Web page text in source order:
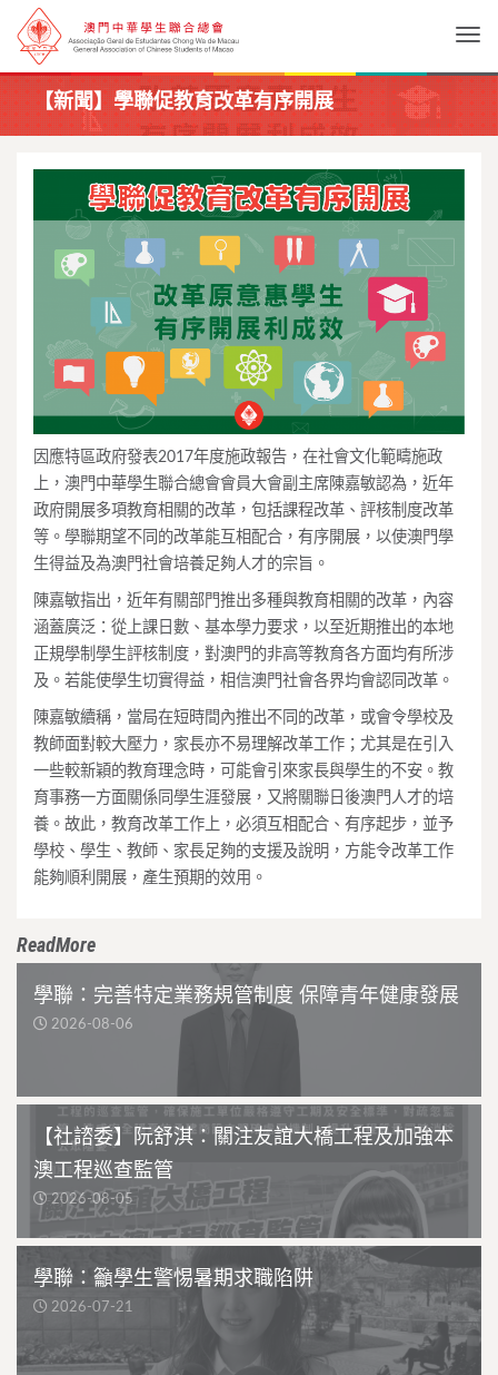
【新聞】學聯促教育改革有序開展
因應特區政府發表2017年度施政報告，在社會文化範疇施政
上，澳門中華學生聯合總會會員大會副主席陳嘉敏認為，近年
政府開展多項教育相關的改革，包括課程改革、評核制度改革
等。學聯期望不同的改革能互相配合，有序開展，以使澳門學
生得益及為澳門社會培養足夠人才的宗旨。
陳嘉敏指出，近年有關部門推出多種與教育相關的改革，內容
涵蓋廣泛：從上課日數、基本學力要求，以至近期推出的本地
正規學制學生評核制度，對澳門的非高等教育各方面均有所涉
及。若能使學生切實得益，相信澳門社會各界均會認同改革。
陳嘉敏續稱，當局在短時間內推出不同的改革，或會令學校及
教師面對較大壓力，家長亦不易理解改革工作；尤其是在引入
一些較新穎的教育理念時，可能會引來家長與學生的不安。教
育事務一方面關係同學生涯發展，又將關聯日後澳門人才的培
養。故此，教育改革工作上，必須互相配合、有序起步，並予
學校、學生、教師、家長足夠的支援及說明，方能令改革工作
能夠順利開展，產生預期的效用。
ReadMore
學聯：完善特定業務規管制度 保障青年健康發展
2026-08-06
【社諮委】阮舒淇：關注友誼大橋工程及加強本
澳工程巡查監管
2026-08-05
學聯：籲學生警惕暑期求職陷阱
2026-07-21